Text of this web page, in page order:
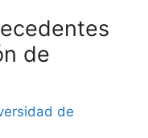
de
de